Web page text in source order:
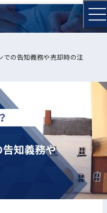
での告知義務や売却時の注